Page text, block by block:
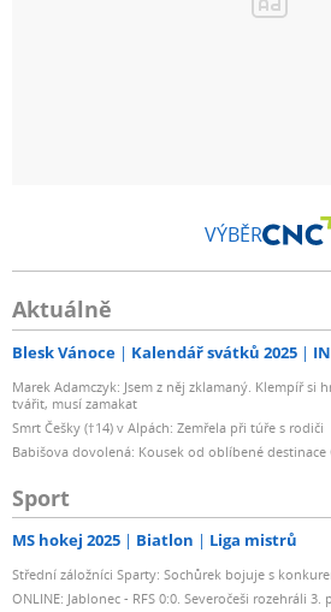
VÝBĚR
Aktuálně
Blesk Vánoce Kalendář svátků 2025
Marek Adamczyk: Jsem z něj zklamaný. Klempíř si
tvářit, musí zamakat
Smrt Češky (†14) v Alpách: Zemřela při túře s rodiči
Babišova dovolená: Kousek od oblíbené destinace
Sport
MS hokej 2025 Biatlon Liga mistrů
Střední záložníci Sparty: Sochůrek bojuje s
ONLINE: Jablonec - RFS 0:0. Severočeši rozehráli